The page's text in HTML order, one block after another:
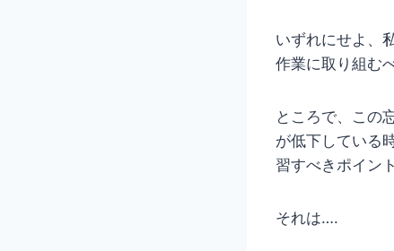
いずれにせよ、
作業に取り組む
ところで、この
が低下している
習すべきポイン
それは….